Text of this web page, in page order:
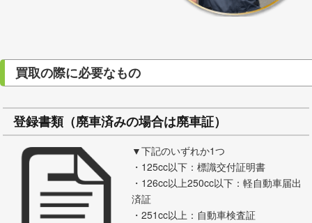
買取の際に必要なもの
登録書類（廃車済みの場合は廃車証）
▼下記のいずれか1つ
・125cc以下：標識交付証明書
・126cc以上250cc以下：軽自動車届出
済証
・251cc以上：自動車検査証